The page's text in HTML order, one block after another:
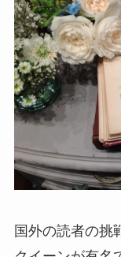
国外の読者の挑